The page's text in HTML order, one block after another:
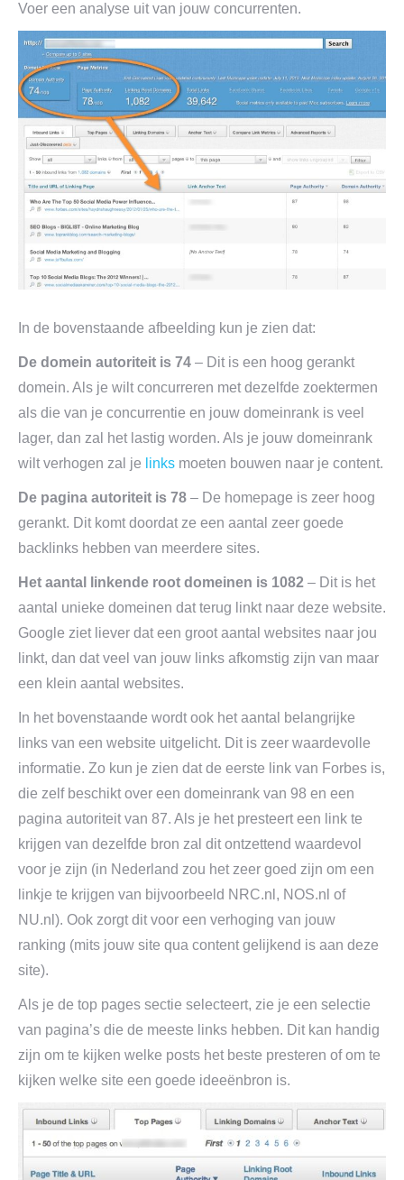
Voer een analyse uit van jouw concurrenten.
In de bovenstaande afbeelding kun je zien dat:
De domein autoriteit is 74 – Dit is een hoog gerankt
domein. Als je wilt concurreren met dezelfde zoektermen
als die van je concurrentie en jouw domeinrank is veel
lager, dan zal het lastig worden. Als je jouw domeinrank
wilt verhogen zal je links moeten bouwen naar je content.
De pagina autoriteit is 78 – De homepage is zeer hoog
gerankt. Dit komt doordat ze een aantal zeer goede
backlinks hebben van meerdere sites.
Het aantal linkende root domeinen is 1082 – Dit is het
aantal unieke domeinen dat terug linkt naar deze website.
Google ziet liever dat een groot aantal websites naar jou
linkt, dan dat veel van jouw links afkomstig zijn van maar
een klein aantal websites.
In het bovenstaande wordt ook het aantal belangrijke
links van een website uitgelicht. Dit is zeer waardevolle
informatie. Zo kun je zien dat de eerste link van Forbes is,
die zelf beschikt over een domeinrank van 98 en een
pagina autoriteit van 87. Als je het presteert een link te
krijgen van dezelfde bron zal dit ontzettend waardevol
voor je zijn (in Nederland zou het zeer goed zijn om een
linkje te krijgen van bijvoorbeeld NRC.nl, NOS.nl of
NU.nl). Ook zorgt dit voor een verhoging van jouw
ranking (mits jouw site qua content gelijkend is aan deze
site).
Als je de top pages sectie selecteert, zie je een selectie
van pagina’s die de meeste links hebben. Dit kan handig
zijn om te kijken welke posts het beste presteren of om te
kijken welke site een goede ideeënbron is.